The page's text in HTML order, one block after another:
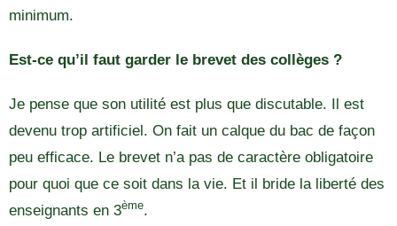
minimum.
Est-ce qu’il faut garder le brevet des collèges ?
Je pense que son utilité est plus que discutable. Il est
devenu trop artificiel. On fait un calque du bac de façon
peu efficace. Le brevet n’a pas de caractère obligatoire
pour quoi que ce soit dans la vie. Et il bride la liberté des
enseignants en 3ème.